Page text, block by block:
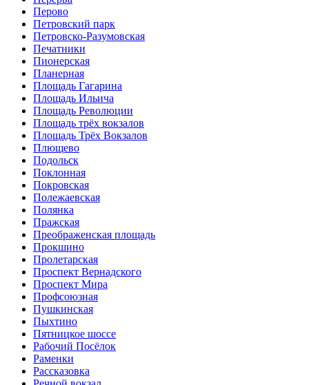
Перово
Петровский парк
Петровско-Разумовская
Печатники
Пионерская
Планерная
Площадь Гагарина
Площадь Ильича
Площадь Революции
Площадь трёх вокзалов
Площадь Трёх Вокзалов
Плющево
Подольск
Поклонная
Покровская
Полежаевская
Полянка
Пражская
Преображенская площадь
Прокшино
Пролетарская
Проспект Вернадского
Проспект Мира
Профсоюзная
Пушкинская
Пыхтино
Пятницкое шоссе
Рабочий Посёлок
Раменки
Рассказовка